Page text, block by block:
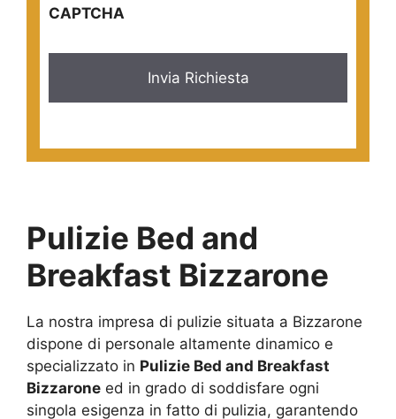
a
y
CAPTCHA
Pulizie Bed and
Breakfast Bizzarone
La nostra impresa di pulizie situata a Bizzarone
dispone di personale altamente dinamico e
specializzato in Pulizie Bed and Breakfast
Bizzarone ed in grado di soddisfare ogni
singola esigenza in fatto di pulizia, garantendo